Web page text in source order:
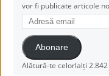
vor fi publicate articole
Adresă
email
Abonare
Alătură-te celorlalți